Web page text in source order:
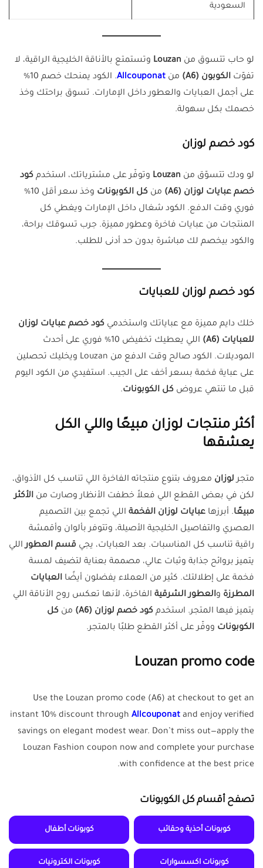
السعودية
لو حاب تتسوق من Louzan وتستمتع بالأناقة الخليجية الراقية، لا
تفوّت الكوبون (A6) من Allcouponat
. الكود يمنحك خصم 10%
على أجمل العبايات والعطور داخل الإمارات. تسوق براحتك وخذ
خصمك بكل سهولة.
كود خصم لوزان
لو ودك تتسوّق من Louzan وتوفّر على مشترياتك، استخدم كود
خصم عبايات لوزان (A6)
من كل الكوبونات
وخذ سعر أقل 10%
فوري وقت الدفع. الكود شغال داخل الإمارات ويغطي كل
المنتجات من عبايات فاخرة وعطور مميزة. جرب تسوقك براحة،
والكود بيخصم لك مباشرة بدون حد أدنى للطلب.
كود خصم لوزان للعبايات
خلك دايم مميزة مع عباياتك واستخدمي كود خصم عبايات لوزان
للعبايات (A6)
اللي يعطيك تخفيض 10% فوري على أحدث
الموديلات. الكود صالح وقت الدفع من Louzan ويخليك تحصلين
على عباية فخمة بسعر أخف على الجيب. استفيدي من الكود اليوم
قبل ما تنتهي عروض كل الكوبونات.
أكثر منتجات لوزان مبيعًا واللي الكل
يعشقها
متجرلوزان معروف بتنوع منتجاته الفاخرة اللي تناسب كل الأذواق،
لكن في بعض القطع اللي فعلاً خطفت الأنظار وصارت من الأكثر
مبيعًا. أبرزها عبايات لوزان الفخمة اللي تجمع بين التصميم
العصري والتفاصيل الخليجية الأصيلة، وتتوفر بألوان وأقمشة
راقية تناسب كل المناسبات. بعد العبايات، يجي قسم العطوراللي
يتميز بروائح جذابة وثبات عالي، مصممة بعناية لتضيف لمسة
فخمة على إطلالتك. كثير من العملاء يفضلون أيضًا العبايات
المطرزة والعطور الشرقية الفاخرة، لأنها تعكس روح الأناقة اللي
يتميز فيها المتجر. استخدم كود خصم لوزان (A6) من كل
الكوبونات ووفّر على أكثر القطع طلبًا بالمتجر.
Louzan promo code
Use the Louzan promo code (A6) at checkout to get an
instant 10% discount through Allcouponat and enjoy verified
savings on elegant modest wear. Don’t miss out—apply the
Louzan Fashion coupon now and complete your purchase
with confidence at the best price.
تصفح أقسام كل الكوبونات
كوبونات أحذية وحقائب كوبونات أطفال
كوبونات اكسسوارات كوبونات الكترونيات